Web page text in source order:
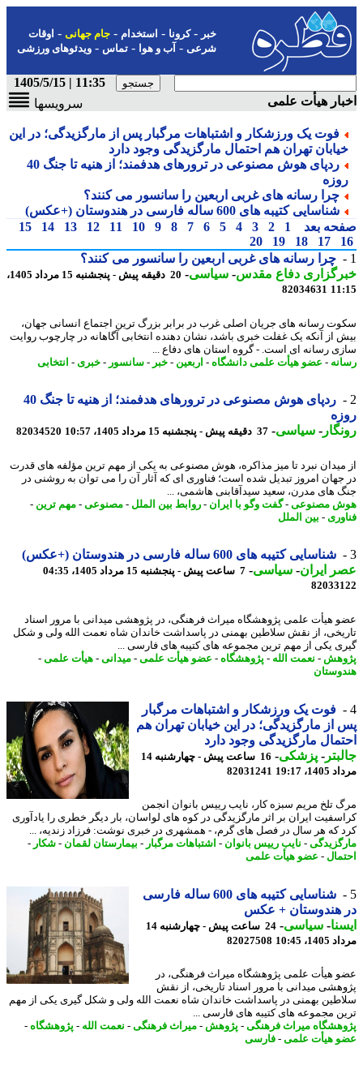
-کرونا-استخدام- جام جهانی-اوقات
شرعی-آب و هوا-تماس-ویدئوهای ورزشی
11:35 | 1405/5/15
هیأت علمی
سرویسها
فوت یک ورزشکار و اشتباهات مرگبار پس از مارگزیدگی؛ در این
تهران هم احتمال مارگزیدگی وجود دارد
ردپای هوش مصنوعی در ترورهای هدفمند؛ از هنیه تا جنگ 40
چرا رسانه های غربی اربعین را سانسور می کنند؟
شناسایی کتیبه های 600 ساله فارسی در هندوستان (+عکس)
بعد
1
2
3
4
5
6
7
8
9
10
11
12
13
14
15
17
18
19
20
چرا رسانه های غربی اربعین را سانسور می کنند؟
دفاع مقدس-سیاسی-
20 دقیقه پیش - پنجشنبه 15 مرداد 1405،
82034631
رسانه های جریان اصلی غرب در برابر بزرگ ترین اجتماع انسانی جهان،
از آنکه یک غفلت خبری باشد، نشان دهنده انتخابی آگاهانه در چارچوب روایت
رسانه ای است. - گروه استان های دفاع ...
-عضو هیأت علمی دانشگاه-اربعین -خبر-سانسور-خبری- انتخابی
ردپای هوش مصنوعی در ترورهای هدفمند؛ از هنیه تا جنگ 40
-سیاسی-37 دقیقه پیش - پنجشنبه 15 مرداد 1405، 10:57 82034520
نبرد تا میز مذاکره، هوش مصنوعی به یکی از مهم ترین مؤلفه های قدرت
امروز تبدیل شده است؛ فناوری ای که آثار آن را می توان به روشنی در
های مدرن، سعید سیدآقابنی هاشمی، ...
مصنوعی-گفت وگو با ایران - روابط بین الملل-مصنوعی-مهم ترین-
- بین الملل
شناسایی کتیبه های 600 ساله فارسی در هندوستان (+عکس)
ایران- سیاسی-7 ساعت پیش - پنجشنبه 15 مرداد 1405، 04:35
هیأت علمی پژوهشگاه میراث فرهنگی، در پژوهشی میدانی با مرور اسناد
از نقش سلاطین بهمنی در پاسداشت خاندان شاه نعمت الله ولی و شکل
یکی از مهم ترین مجموعه های کتیبه های فارسی ...
-نعمت الله-پژوهشگاه-عضو هیأت علمی-میدانی- هیأت علمی-
فوت یک ورزشکار و اشتباهات مرگبار
از مارگزیدگی؛ در این خیابان تهران هم
مارگزیدگی وجود دارد
-پزشکی-
16 ساعت پیش - چهارشنبه 14
19:17
82031241
تلخ مریم سبزه کار، نایب رییس بانوان انجمن
ایران بر اثر مارگزیدگی در کوه های لواسان، بار دیگر خطری را یادآوری
که هر سال در فصل های گرم، - همشهری در خبری نوشت: فرزاد زندیه، ...
-نایب رییس بانوان- اشتباهات مرگبار -بیمارستان لقمان-شکار-
-عضو هیأت علمی
شناسایی کتیبه های 600 ساله فارسی
هندوستان + عکس
-سیاسی-
24 ساعت پیش - چهارشنبه 14
10:45
82027508
هیأت علمی پژوهشگاه میراث فرهنگی، در
میدانی با مرور اسناد تاریخی، از نقش
بهمنی در پاسداشت خاندان شاه نعمت الله ولی و شکل گیری یکی از مهم
مجموعه های کتیبه های فارسی ...
میراث فرهنگی-پژوهش-میراث فرهنگی-نعمت الله-پژوهشگاه-
هیأت علمی-فارسی